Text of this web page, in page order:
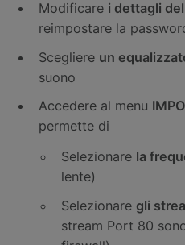
Modificare i dettagli
reimpostare la
Scegliere un
suono
Accedere al menu
permette di
Selezionare la
lente)
Selezionare gli
stream Port 80